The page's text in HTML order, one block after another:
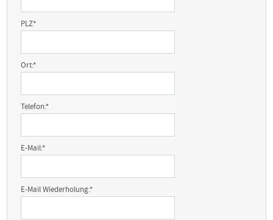
PLZ*
Ort:*
Telefon:*
E-Mail:*
E-Mail Wiederholung:*